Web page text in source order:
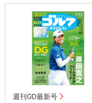
週刊GD最新号